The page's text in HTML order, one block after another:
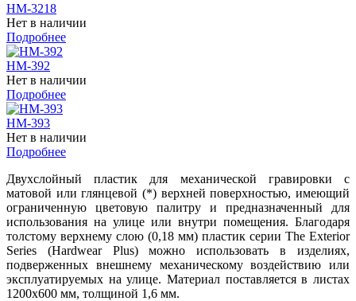
HM-3218
Нет в наличии
Подробнее
HM-392
Нет в наличии
Подробнее
HM-393
Нет в наличии
Подробнее
Двухслойный пластик для механической гравировки с
матовой или глянцевой (*) верхней поверхностью, имеющий
ограниченную цветовую палитру и предназначенный для
использования на улице или внутри помещения. Благодаря
толстому верхнему слою (0,18 мм) пластик серии The Exterior
Series (Hardwear Plus) можно использовать в изделиях,
подверженных внешнему механическому воздействию или
эксплуатируемых на улице. Материал поставляется в листах
1200х600 мм, толщиной 1,6 мм.